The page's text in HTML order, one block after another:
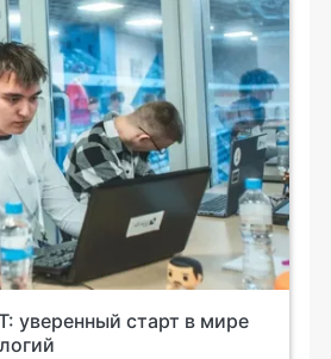
уверенный старт в мире